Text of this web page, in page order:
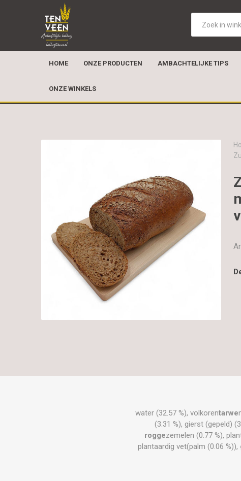
HOME ONZE PRODUCTEN AMBACHTELIJKE TIPS
ONZE WINKELS
water (32.57 %), volkorentarwe
(3.31 %), gierst (gepeld)
roggezemelen (0.77 %),
plantaardig vet(palm (0.06 %)),